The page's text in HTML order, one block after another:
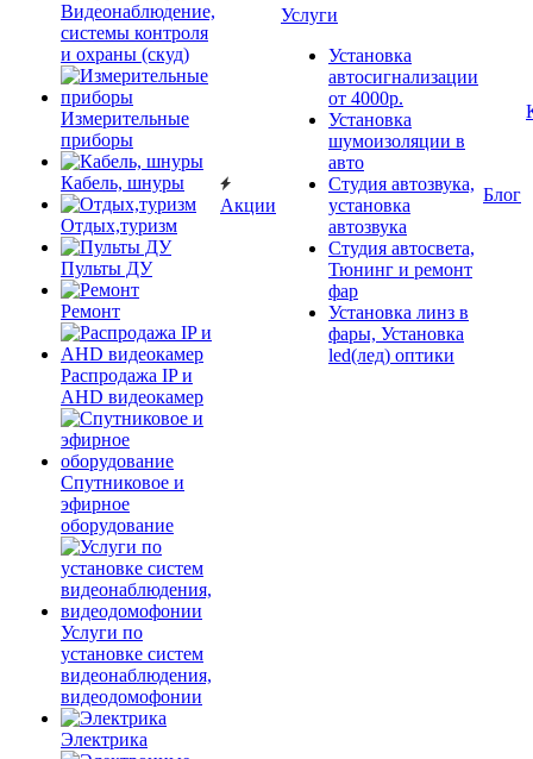
Видеонаблюдение,
системы контроля
и охраны (скуд)
Измерительные
приборы
Кабель, шнуры
Отдых,туризм
Пульты ДУ
Ремонт
Распродажа IP и
AHD видеокамер
Спутниковое и
эфирное
оборудование
Услуги по
установке систем
видеонаблюдения,
видеодомофонии
Электрика
Акции
Услуги
Установка
автосигнализации
от 4000р.
Установка
шумоизоляции в
авто
Студия автозвука,
установка
автозвука
Студия автосвета,
Тюнинг и ремонт
фар
Установка линз в
фары, Установка
led(лед) оптики
Блог